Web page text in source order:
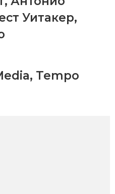
Уитакер,
, Tempo